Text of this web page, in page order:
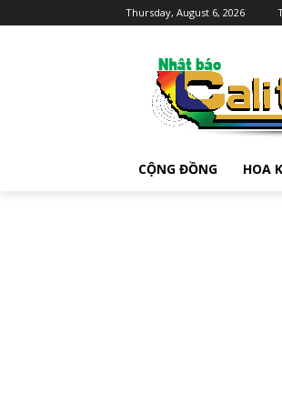
Thursday, August 6, 2026
CỘNG ĐỒNG HOA